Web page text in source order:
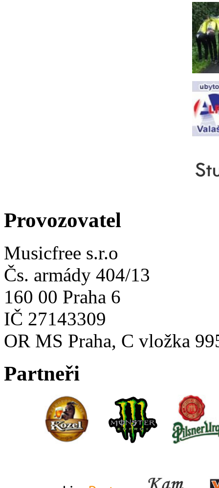
Provozovatel
Musicfree s.r.o
Čs. armády 404/13
160 00 Praha 6
IČ 27143309
OR MS Praha, C vložka
Partneři